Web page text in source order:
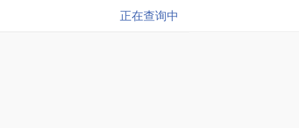
正在查询中